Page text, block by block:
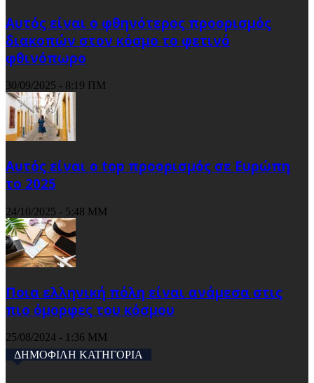
Αυτός είναι ο φθηνότερος προορισμός
διακοπών στον κόσμο το φετινό
φθινόπωρο
30/09/2025 - 8:19 ΠΜ
Αυτός είναι ο top προορισμός σε Ευρώπη
το 2025
24/10/2025 - 5:48 ΜΜ
Ποια ελληνική πόλη είναι ανάμεσα στις
πιο όμορφες του κόσμου
25/08/2024 - 1:36 ΜΜ
ΔΗΜΟΦΙΛΗ ΚΑΤΗΓΟΡΙΑ